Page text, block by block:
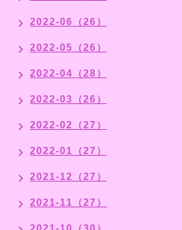
2022-06（26）
2022-05（26）
2022-04（28）
2022-03（26）
2022-02（27）
2022-01（27）
2021-12（27）
2021-11（27）